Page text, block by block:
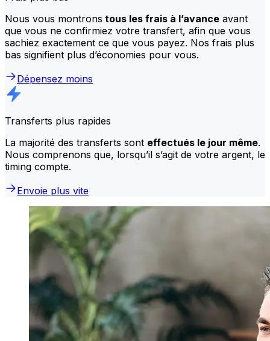
Nous vous montrons tous les frais à l’avance avant
que vous ne confirmiez votre transfert, afin que vous
sachiez exactement ce que vous payez. Nos frais plus
bas signifient plus d’économies pour vous.
Dépensez moins
Transferts plus rapides
La majorité des transferts sont effectués le jour même.
Nous comprenons que, lorsqu’il s’agit de votre argent, le
timing compte.
Envoie plus vite